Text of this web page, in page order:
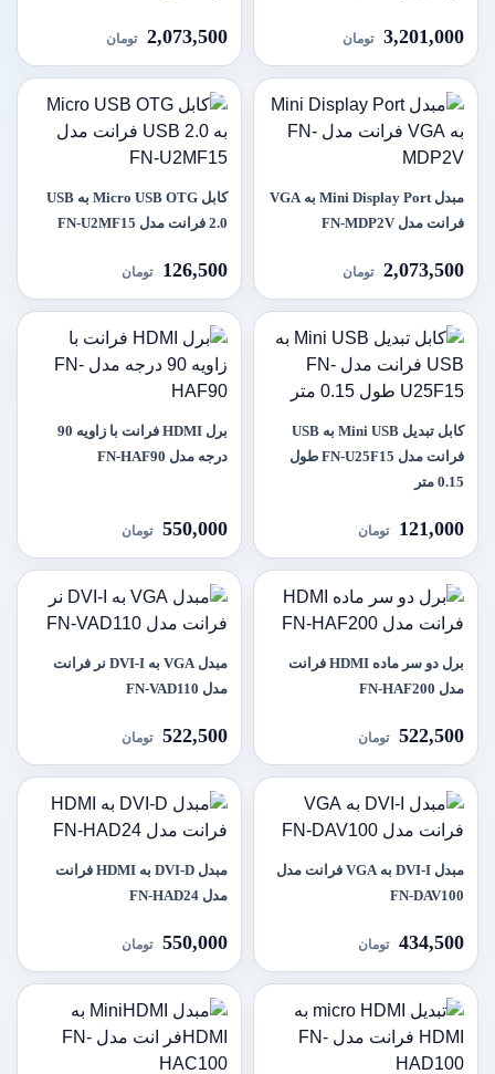
3,201,000 تومان 2,073,500 تومان
مبدل Mini Display Port به VGA
فرانت مدل FN-MDP2V
2,073,500 تومان
کابل Micro USB OTG به USB
2.0 فرانت مدل FN-U2MF15
126,500 تومان
کابل تبدیل Mini USB به USB
فرانت مدل FN-U25F15 طول
0.15 متر
121,000 تومان
برل HDMI فرانت با زاویه 90
درجه مدل FN-HAF90
550,000 تومان
برل دو سر ماده HDMI فرانت
مدل FN-HAF200
522,500 تومان
مبدل VGA به DVI-I نر فرانت
مدل FN-VAD110
522,500 تومان
مبدل DVI-I به VGA فرانت مدل
FN-DAV100
434,500 تومان
مبدل DVI-D به HDMI فرانت
مدل FN-HAD24
550,000 تومان